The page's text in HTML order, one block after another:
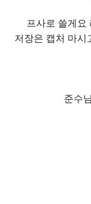
프사로 쓸게요
저장은 캡처 마시
준수